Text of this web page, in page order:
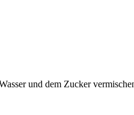
und dem Zucker